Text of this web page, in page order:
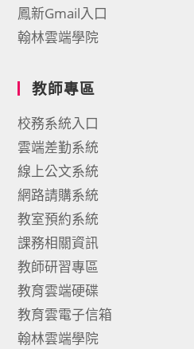
鳳新Gmail入口
翰林雲端學院
教師專區
校務系統入口
雲端差勤系統
線上公文系統
網路請購系統
教室預約系統
課務相關資訊
教師研習專區
教育雲端硬碟
教育雲電子信箱
翰林雲端學院